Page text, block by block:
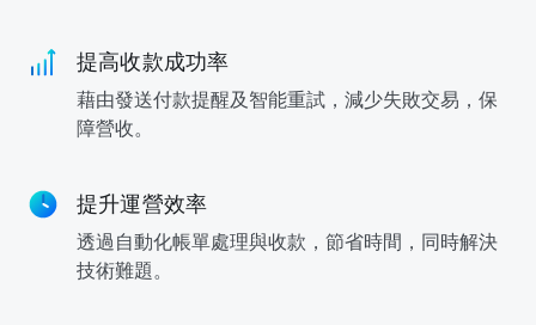
提高收款成功率
藉由發送付款提醒及智能重試，減少失敗交易，保
障營收。
提升運營效率
透過自動化帳單處理與收款，節省時間，同時解決
技術難題。